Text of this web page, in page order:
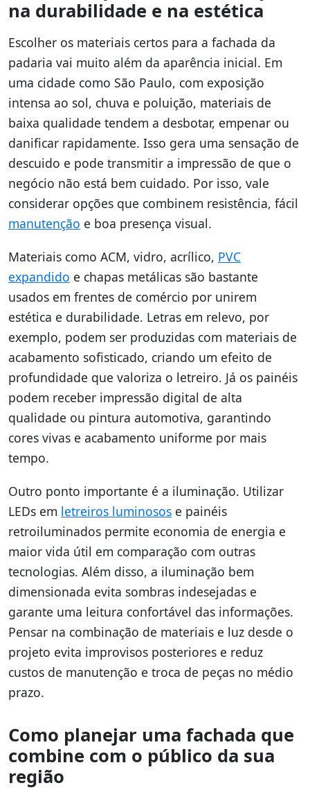
na durabilidade e na estética
Escolher os materiais certos para a fachada da
padaria vai muito além da aparência inicial. Em
uma cidade como São Paulo, com exposição
intensa ao sol, chuva e poluição, materiais de
baixa qualidade tendem a desbotar, empenar ou
danificar rapidamente. Isso gera uma sensação de
descuido e pode transmitir a impressão de que o
negócio não está bem cuidado. Por isso, vale
considerar opções que combinem resistência, fácil
manutenção e boa presença visual.
Materiais como ACM, vidro, acrílico, PVC
expandido e chapas metálicas são bastante
usados em frentes de comércio por unirem
estética e durabilidade. Letras em relevo, por
exemplo, podem ser produzidas com materiais de
acabamento sofisticado, criando um efeito de
profundidade que valoriza o letreiro. Já os painéis
podem receber impressão digital de alta
qualidade ou pintura automotiva, garantindo
cores vivas e acabamento uniforme por mais
tempo.
Outro ponto importante é a iluminação. Utilizar
LEDs em letreiros luminosos e painéis
retroiluminados permite economia de energia e
maior vida útil em comparação com outras
tecnologias. Além disso, a iluminação bem
dimensionada evita sombras indesejadas e
garante uma leitura confortável das informações.
Pensar na combinação de materiais e luz desde o
projeto evita improvisos posteriores e reduz
custos de manutenção e troca de peças no médio
prazo.
Como planejar uma fachada que
combine com o público da sua
região